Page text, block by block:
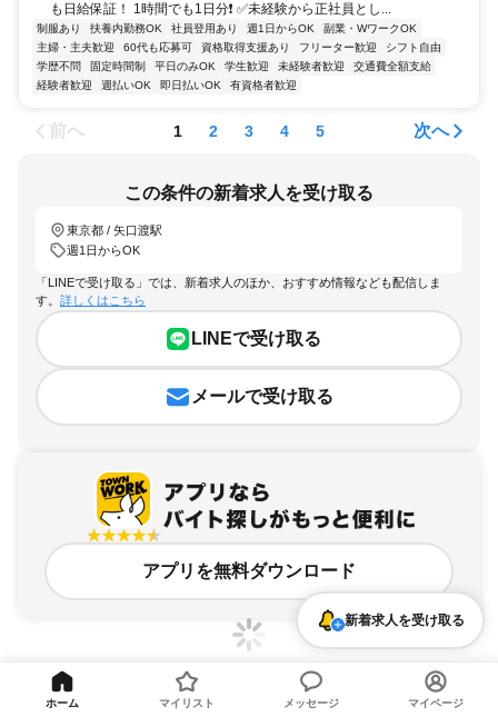
も日給保証！ 1時間でも1日分❗ ✅未経験から正社員とし...
制服あり 扶養内勤務OK 社員登用あり 週1日からOK
副業・WワークOK
主婦・主夫歓迎
60代も応募可 資格取得支援あり フリーター歓迎
シフト自由
学歴不問
固定時間制 平日のみOK 学生歓迎 未経験者歓迎
交通費全額支給
経験者歓迎
週払いOK 即日払いOK 有資格者歓迎
前へ 1 2 3 4 5 次へ
この条件の新着求人を受け取る
東京都 / 矢口渡駅
週1日からOK
「LINEで受け取る」では、新着求人のほか、おすすめ情報なども配信しま
す。 詳しくはこちら
LINEで受け取る
メールで受け取る
アプリを無料ダウンロード
新着求人を受け取る
ホーム マイリスト メッセージ マイページ